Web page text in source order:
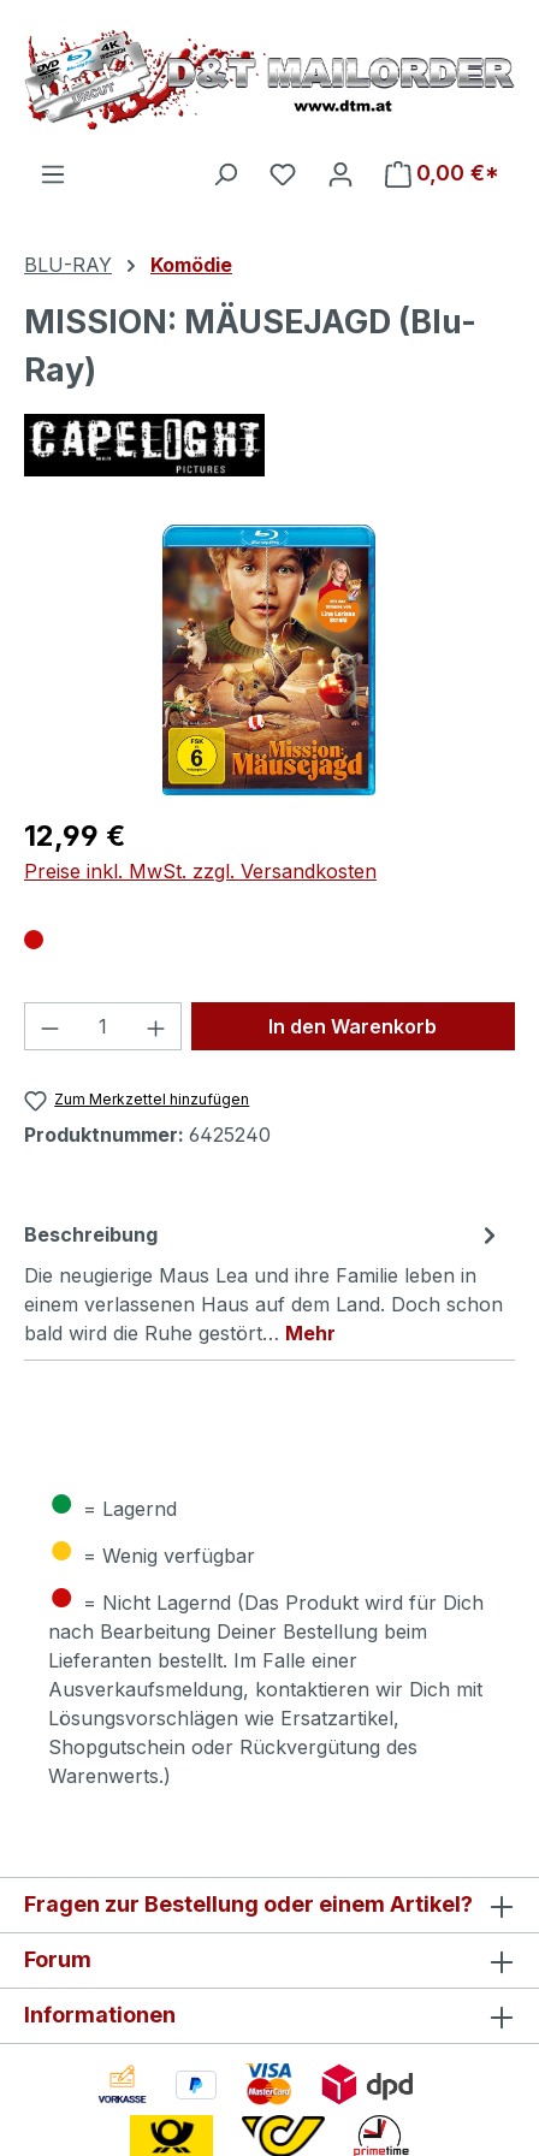
Zum Hauptinhalt springen
Du hast 0 Produkte auf
0,00 €*
BLU-RAY Komödie
MISSION: MÄUSEJAGD (Blu-
Ray)
Bildergalerie überspringen
Regulärer Preis:
12,99 €
Preise inkl. MwSt. zzgl. Versandkosten
Produkt Anzahl: Gib denIn den Warenkorb
Zum Merkzettel hinzufügen
Produktnummer: 6425240
Beschreibung
Die neugierige Maus Lea und ihre Familie leben in
einem verlassenen Haus auf dem Land. Doch schon
bald wird die Ruhe gestört… Mehr
● = Lagernd
● = Wenig verfügbar
● = Nicht Lagernd (Das Produkt wird für Dich
nach Bearbeitung Deiner Bestellung beim
Lieferanten bestellt. Im Falle einer
Ausverkaufsmeldung, kontaktieren wir Dich mit
Lösungsvorschlägen wie Ersatzartikel,
Shopgutschein oder Rückvergütung des
Warenwerts.)
Fragen zur Bestellung oder einem Artikel?
Forum
Informationen